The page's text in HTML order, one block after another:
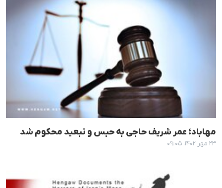
مهاباد؛ عمر شریف حاجی به حبس و تبعید محکوم شد
۲۳ مهر ۱۴۰۲، ۰۹:۰۵